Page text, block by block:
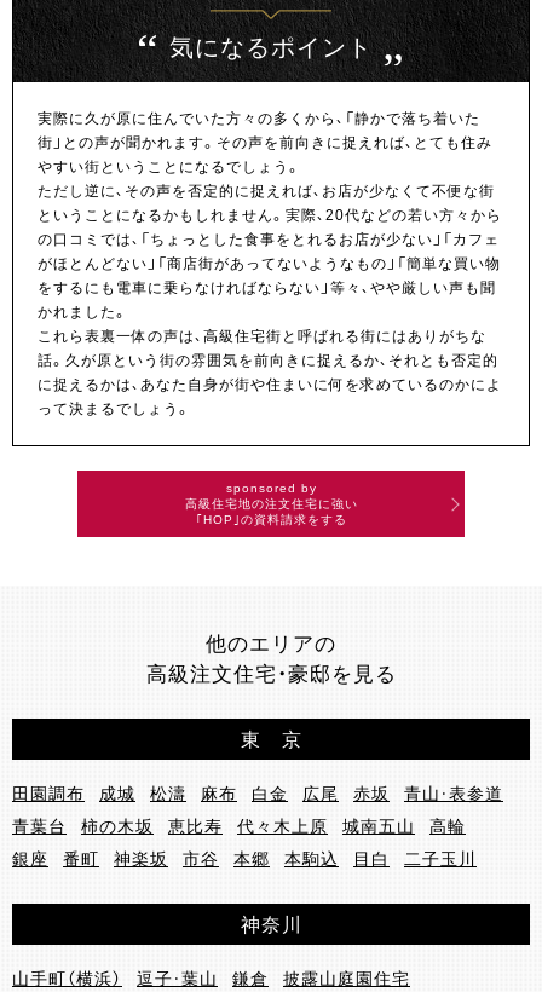
気になるポイント
実際に久が原に住んでいた方々の多くから、「静かで落ち着いた
街」との声が聞かれます。その声を前向きに捉えれば、とても住み
やすい街ということになるでしょう。
ただし逆に、その声を否定的に捉えれば、お店が少なくて不便な街
ということになるかもしれません。実際、20代などの若い方々から
の口コミでは、「ちょっとした食事をとれるお店が少ない」「カフェ
がほとんどない」「商店街があってないようなもの」「簡単な買い物
をするにも電車に乗らなければならない」等々、やや厳しい声も聞
かれました。
これら表裏一体の声は、高級住宅街と呼ばれる街にはありがちな
話。久が原という街の雰囲気を前向きに捉えるか、それとも否定的
に捉えるかは、あなた自身が街や住まいに何を求めているのかによ
って決まるでしょう。
sponsored by
高級住宅地の注文住宅に強い
｢HOP｣の資料請求をする
他のエリアの
高級注文住宅・豪邸を見る
東 京
田園調布 成城 松濤 麻布 白金 広尾 赤坂
青山・表参道
青葉台
柿の木坂 恵比寿 代々木上原 城南五山
高輪
銀座
番町 神楽坂 市谷 本郷 本駒込 目白 二子玉川
神奈川
山手町（横浜） 逗子・葉山 鎌倉 披露山庭園住宅